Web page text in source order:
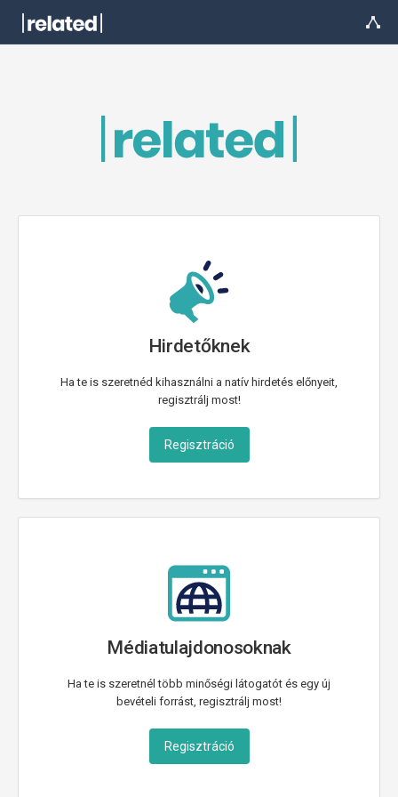
Hirdetőknek
Ha te is szeretnéd kihasználni a natív hirdetés előnyeit,
regisztrálj most!
Regisztráció
Médiatulajdonosoknak
Ha te is szeretnél több minőségi látogatót és egy új
bevételi forrást, regisztrálj most!
Regisztráció